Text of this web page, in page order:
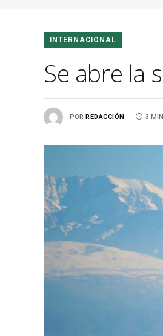
INTERNACIONAL
Se abre la
POR REDACCIÓN 3